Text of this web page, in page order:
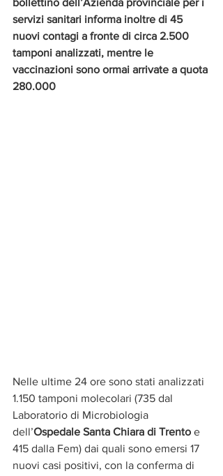
servizi sanitari informa inoltre di 45
nuovi contagi a fronte di circa 2.500
tamponi analizzati, mentre le
vaccinazioni sono ormai arrivate a quota
280.000
Nelle ultime 24 ore sono stati analizzati
1.150 tamponi molecolari (735 dal
Laboratorio di Microbiologia
dell’Ospedale Santa Chiara di Trento e
415 dalla Fem) dai quali sono emersi 17
nuovi casi positivi, con la conferma di